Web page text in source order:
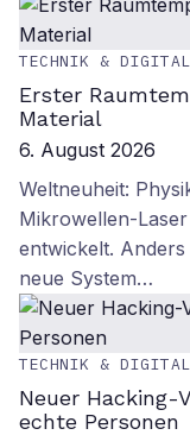
TECHNIK &
Erster
Material
6. August 2026
Weltneuheit:
Mikrowellen-
entwickelt.
neue System…
TECHNIK &
Neuer Hacking-
echte Personen